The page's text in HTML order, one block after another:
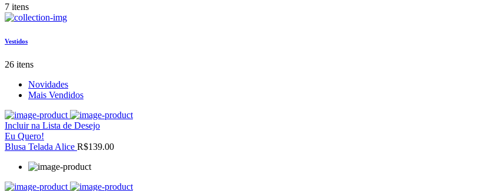
7 itens
Vestidos
26 itens
Novidades
Mais Vendidos
Incluir na Lista de Desejo
Eu Quero!
Blusa Telada Alice R$139.00